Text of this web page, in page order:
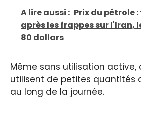
A lire aussi : Prix du pétrole :
après les frappes sur l'Iran,
80 dollars
Même sans utilisation active,
utilisent de petites quantités
au long de la journée.